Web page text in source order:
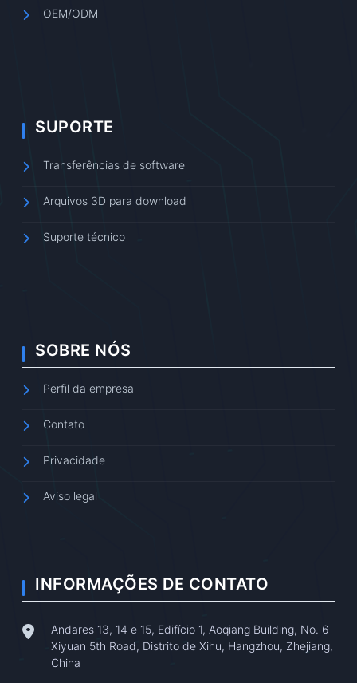
OEM/ODM
SUPORTE
Transferências de software
Arquivos 3D para download
Suporte técnico
SOBRE NÓS
Perfil da empresa
Contato
Privacidade
Aviso legal
INFORMAÇÕES DE CONTATO
Andares 13, 14 e 15, Edifício 1, Aoqiang Building, No. 6
Xiyuan 5th Road, Distrito de Xihu, Hangzhou, Zhejiang,
China